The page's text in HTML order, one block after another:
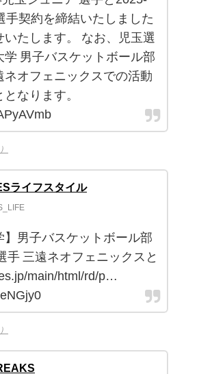
手契約を締結いたしました
いたします。 なお、児玉選
学 男子バスケットボール部
ネオフェニックスでの活動
なります。
ライフスタイル
】男子バスケットボール部
手 三遠ネオフェニックスと
main/html/rd/p…